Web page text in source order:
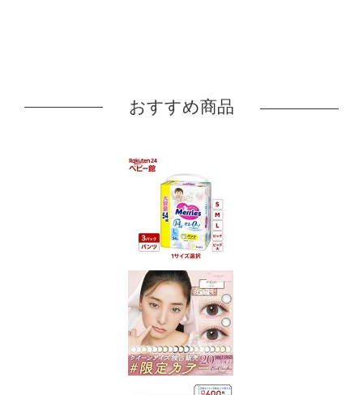
おすすめ商品